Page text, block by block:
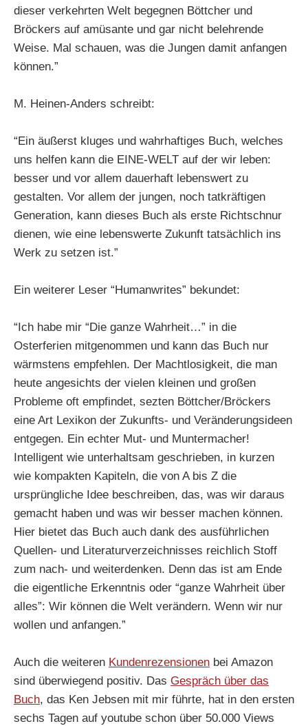
dieser verkehrten Welt begegnen Böttcher und
Bröckers auf amüsante und gar nicht belehrende
Weise. Mal schauen, was die Jungen damit anfangen
können.”
M. Heinen-Anders schreibt:
“Ein äußerst kluges und wahrhaftiges Buch, welches
uns helfen kann die EINE-WELT auf der wir leben:
besser und vor allem dauerhaft lebenswert zu
gestalten. Vor allem der jungen, noch tatkräftigen
Generation, kann dieses Buch als erste Richtschnur
dienen, wie eine lebenswerte Zukunft tatsächlich ins
Werk zu setzen ist.”
Ein weiterer Leser “Humanwrites” bekundet:
“Ich habe mir “Die ganze Wahrheit…” in die
Osterferien mitgenommen und kann das Buch nur
wärmstens empfehlen. Der Machtlosigkeit, die man
heute angesichts der vielen kleinen und großen
Probleme oft empfindet, sezten Böttcher/Bröckers
eine Art Lexikon der Zukunfts- und Veränderungsideen
entgegen. Ein echter Mut- und Muntermacher!
Intelligent wie unterhaltsam geschrieben, in kurzen
wie kompakten Kapiteln, die von A bis Z die
ursprüngliche Idee beschreiben, das, was wir daraus
gemacht haben und was wir besser machen können.
Hier bietet das Buch auch dank des ausführlichen
Quellen- und Literaturverzeichnisses reichlich Stoff
zum nach- und weiterdenken. Denn das ist am Ende
die eigentliche Erkenntnis oder “ganze Wahrheit über
alles”: Wir können die Welt verändern. Wenn wir nur
wollen und anfangen.”
Auch die weiteren Kundenrezensionen bei Amazon
sind überwiegend positiv. Das Gespräch über das
Buch, das Ken Jebsen mit mir führte, hat in den ersten
sechs Tagen auf youtube schon über 50.000 Views